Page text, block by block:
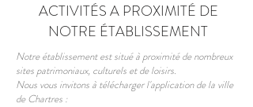
ACTIVITÉS A PROXIMITÉ DE
NOTRE ÉTABLISSEMENT
Notre établissement est situé à proximité de nombreux
sites patrimoniaux, culturels et de loisirs.
Nous vous invitons à télécharger l'application de la ville
de Chartres :